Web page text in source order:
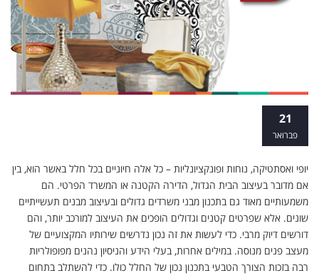
21
פברואר
יופי ואסתטיקה, נוחות ופונקציונליות – כל אלה חיוניים בכל חלל באשר הוא, בין
אם מדובר בעיצוב הבית הגדול, הדירה הקטנה או המשרד הפרטי. הם
משמעותיים מאוד גם בתכנון מבני משרדים גדולים ובעיצוב מבנים תעשייתיים
שונים. אלא שפרטים קטנים וגדולים הופכים את העיצוב למורכב יותר, והם
דורשים דיוק מרבי. כדי לעשות את זה נכון נדרשים שירותיו המקצועיים של
מעצב פנים מנוסה. במילים אחרות, בעלי הידע והניסיון נהנים מפופולריות
רבה בזכות הצורך הטבעי בתכנון נכון של החלל כולו. כדי להשתלב בתחום